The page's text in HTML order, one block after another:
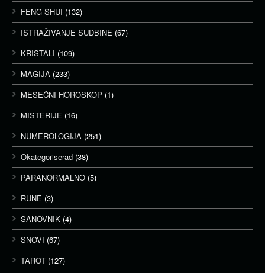
FENG SHUI (132)
ISTRAŽIVANJE SUDBINE (67)
KRISTALI (109)
MAGIJA (233)
MESEČNI HOROSKOP (1)
MISTERIJE (16)
NUMEROLOGIJA (251)
Okategoriserad (38)
PARANORMALNO (5)
RUNE (3)
SANOVNIK (4)
SNOVI (67)
TAROT (127)